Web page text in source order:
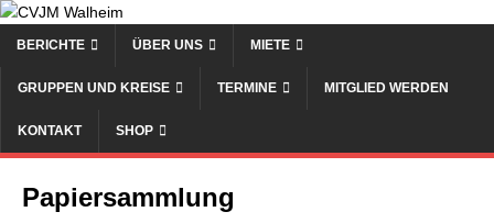
BERICHTE ÜBER UNS MIETE
GRUPPEN UND KREISE TERMINE MITGLIED WERDEN
KONTAKT SHOP
Papiersammlung